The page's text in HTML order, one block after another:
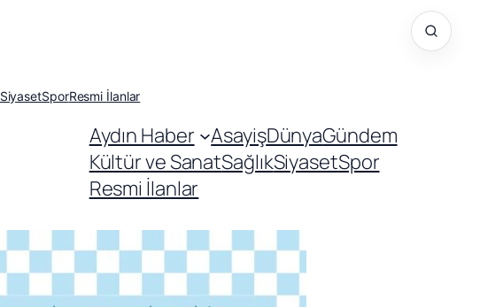
SiyasetSporResmi İlanlar
Aydın Haber AsayişDünyaGündem
Kültür ve SanatSağlıkSiyasetSpor
Resmi İlanlar